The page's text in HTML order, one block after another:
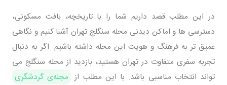
در این مطلب قصد داریم شما را با تاریخچه، بافت مسکونی،
دسترسی‌ ها و اماکن دیدنی محله سنگلج تهران آشنا کنیم و نگاهی
عمیق‌ تر به فرهنگ و هویت این محله داشته باشیم. اگر به دنبال
تجربه سفری متفاوت در تهران هستید، بازدید از محله سنگلج می‌
تواند انتخاب مناسبی باشد. با این مطلب از مجله‌ی گردشگری